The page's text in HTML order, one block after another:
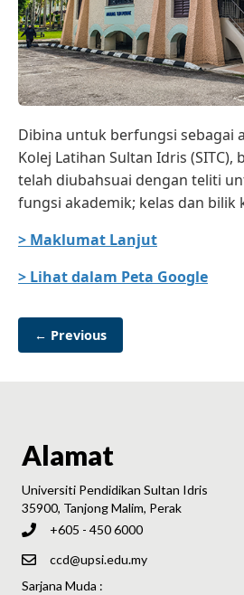
Dibina untuk berfungsi sebagai
Kolej Latihan Sultan Idris (SITC),
telah diubahsuai dengan teliti
fungsi akademik; kelas dan bilik
> Maklumat Lanjut
> Lihat dalam Peta Google
← Previous
Alamat
Universiti Pendidikan Sultan Idris
35900, Tanjong Malim, Perak
+605 - 450 6000
ccd@upsi.edu.my
Sarjana Muda :